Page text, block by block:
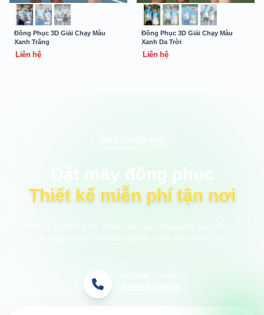
Đồng Phục 3D Giải Chạy Màu
Xanh Trắng
Liên hệ
Đồng Phục 3D Giải Chạy Màu
Xanh Da Trời
Liên hệ
Thiết kế miễn phí tận nơi